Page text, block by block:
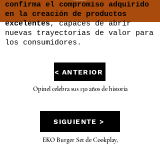
confirma el compromiso adquirido
en la creación de productos
excelentes, capaces de abrir
nuevas trayectorias de valor para
los consumidores.
< ANTERIOR
Opinel celebra sus 130 años de historia
SIGUIENTE >
EKO Burger Set de Cookplay,